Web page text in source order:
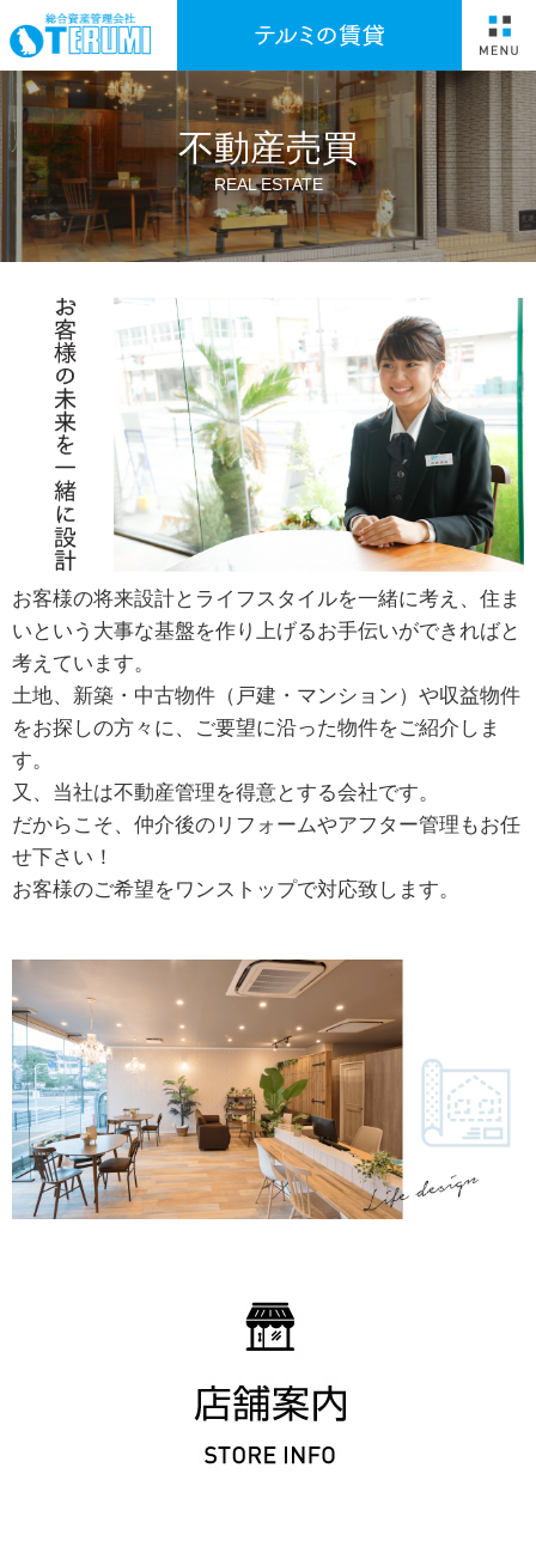
不動産売買
REAL ESTATE
お客様の将来設計とライフスタイルを一緒に考え、住ま
いという大事な基盤を作り上げるお手伝いができればと
考えています。
土地、新築・中古物件（戸建・マンション）や収益物件
をお探しの方々に、ご要望に沿った物件をご紹介しま
す。
又、当社は不動産管理を得意とする会社です。
だからこそ、仲介後のリフォームやアフター管理もお任
せ下さい！
お客様のご希望をワンストップで対応致します。